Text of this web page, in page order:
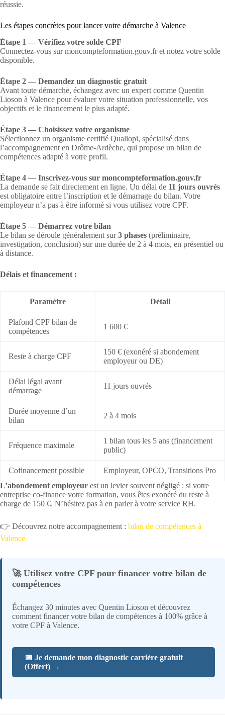
réussie.
Les étapes concrètes pour lancer votre démarche à Valence
Étape 1 — Vérifiez votre solde CPF
Connectez-vous sur moncompteformation.gouv.fr et notez votre solde
disponible.
Étape 2 — Demandez un diagnostic gratuit
Avant toute démarche, échangez avec un expert comme Quentin
Lioson à Valence pour évaluer votre situation professionnelle, vos
objectifs et le financement le plus adapté.
Étape 3 — Choisissez votre organisme
Sélectionnez un organisme certifié Qualiopi, spécialisé dans
l’accompagnement en Drôme-Ardèche, qui propose un bilan de
compétences adapté à votre profil.
Étape 4 — Inscrivez-vous sur moncompteformation.gouv.fr
La demande se fait directement en ligne. Un délai de 11 jours ouvrés
est obligatoire entre l’inscription et le démarrage du bilan. Votre
employeur n’a pas à être informé si vous utilisez votre CPF.
Étape 5 — Démarrez votre bilan
Le bilan se déroule généralement sur3 phases (préliminaire,
investigation, conclusion) sur une durée de 2 à 4 mois, en présentiel ou
à distance.
Délais et financement :
Paramètre Détail
Plafond CPF bilan de
compétences
1 600 €
Reste à charge CPF
150 € (exonéré si abondement
employeur ou DE)
Délai légal avant
démarrage
11 jours ouvrés
Durée moyenne d’un
bilan
2 à 4 mois
Fréquence maximale
1 bilan tous les 5 ans (financement
public)
Cofinancement possible
Employeur, OPCO, Transitions Pro
L’abondement employeur est un levier souvent négligé : si votre
entreprise co-finance votre formation, vous êtes exonéré du reste à
charge de 150 €. N’hésitez pas à en parler à votre service RH.
👉 Découvrez notre accompagnement : bilan de compétences à
Valence
🚀 Utilisez votre CPF pour financer votre bilan de
compétences
Échangez 30 minutes avec Quentin Lioson et découvrez
comment financer votre bilan de compétences à 100% grâce à
votre CPF à Valence.
📅 Je demande mon diagnostic carrière gratuit
(Offert) →